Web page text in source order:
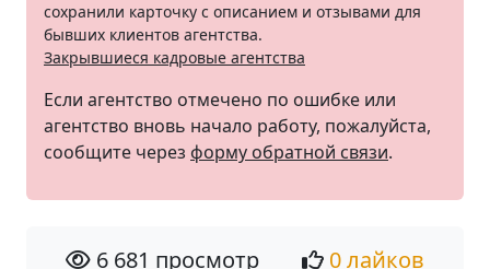
сохранили карточку с описанием и отзывами для
бывших клиентов агентства.
Закрывшиеся кадровые агентства
Если агентство отмечено по ошибке или
агентство вновь начало работу, пожалуйста,
сообщите через форму обратной связи.
6 681 просмотр
0 лайков